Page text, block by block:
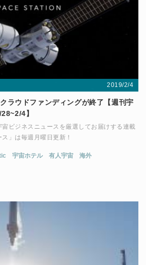
2019/2/4
ラウドファンディングが終了【週刊宇
4】
ビジネスニュースを厳選してお届けする連載
」は毎週月曜日更新！
宇宙ホテル 有人宇宙
海外